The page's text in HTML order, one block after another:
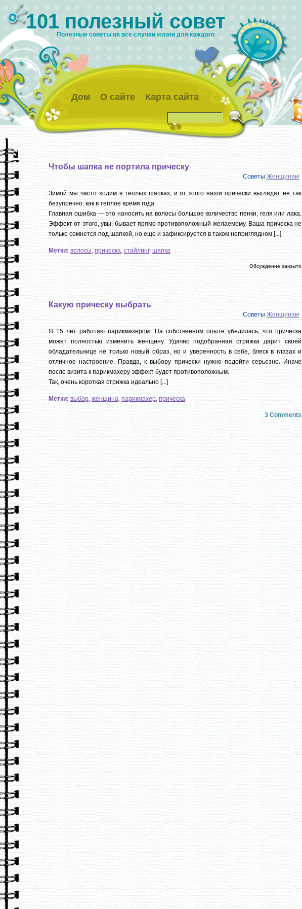
101 полезный совет
Полезные советы на все случаи жизни для каждого
Дом О сайте Карта сайта
Чтобы шапка не портила прическу
Советы Женщинам
Зимой мы часто ходим в теплых шапках, и от этого наши прически выглядят не так
безупречно, как в теплое время года.
Главная ошибка — это наносить на волосы большое количество пенки, геля или лака.
Эффект от этого, увы, бывает прямо противоположный желаемому. Ваша прическа не
только сомнется под шапкой, но еще и зафиксируется в таком неприглядном [...]
Метки: волосы, прическа, стайлинг, шапка
Обсуждение закрыто
Какую прическу выбрать
Советы Женщинам
Я 15 лет работаю парикмахером. На собственном опыте убедилась, что прическа
может полностью изменить женщину. Удачно подобранная стрижка дарит своей
обладательнице не только новый образ, но и уверенность в себе, блеск в глазах и
отличное настроение. Правда, к выбору прически нужно подойти серьезно. Иначе
после визита к парикмахеру эффект будет противоположным.
Так, очень короткая стрижка идеально [...]
Метки: выбор, женщина, парикмахер, прическа
3 Comments